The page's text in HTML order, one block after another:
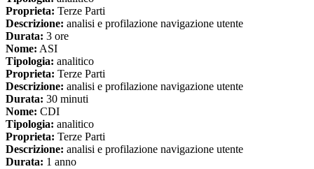
Proprieta: Terze Parti
Descrizione: analisi e profilazione navigazione utente
Durata: 3 ore
Nome: ASI
Tipologia: analitico
Proprieta: Terze Parti
Descrizione: analisi e profilazione navigazione utente
Durata: 30 minuti
Nome: CDI
Tipologia: analitico
Proprieta: Terze Parti
Descrizione: analisi e profilazione navigazione utente
Durata: 1 anno